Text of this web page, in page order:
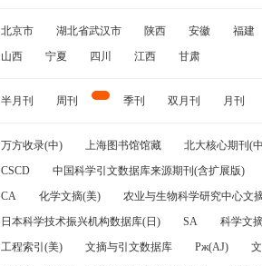
北京市 湖北省武汉市 陕西 安徽 福建
山西
宁夏 四川 江西 甘肃
半月刊 周刊 季刊 双月刊 月刊
万方收录(中) 上海图书馆馆藏 北大核心期刊(
CSCD
中国科学引文数据库来源期刊(含扩展版)
CA
化学文摘(美) 农业与生物科学研究中心文
日本科学技术振兴机构数据库(日)
SA 科学文
工程索引(美)
文摘与引文数据库 Pж(AJ)